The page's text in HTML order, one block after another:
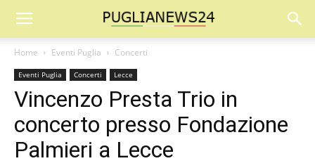
Home Eventi Puglia Concerti
Eventi Puglia Concerti Lecce
Vincenzo Presta Trio in
concerto presso Fondazione
Palmieri a Lecce